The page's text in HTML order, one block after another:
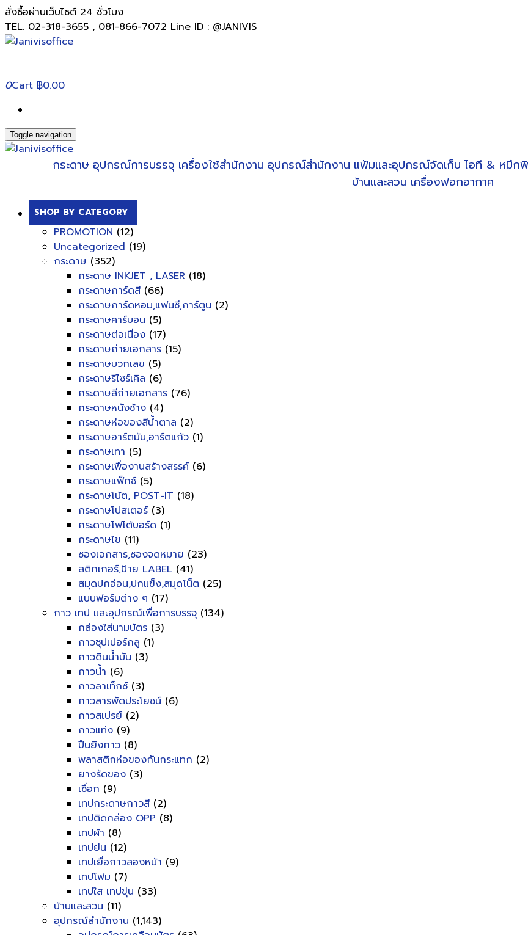
สั่งซื้อผ่านเว็บไซต์ 24 ชั่วโมง
TEL. 02-318-3655 , 081-866-7072 Line ID : @JANIVIS
0Cart ฿0.00
Toggle navigation
กระดาษ อุปกรณ์การบรรจุ เครื่องใช้สำนักงาน อุปกรณ์สำนักงาน แฟ้มและอุปกรณ์จัดเก็บ ไอที & หมึก
บ้านและสวน เครื่องฟอกอากาศ
SHOP BY CATEGORY
PROMOTION (12)
Uncategorized (19)
กระดาษ (352)
กระดาษ INKJET , LASER (18)
กระดาษการ์ดสี (66)
กระดาษการ์ดหอม,แฟนซี,การ์ตูน (2)
กระดาษคาร์บอน (5)
กระดาษต่อเนื่อง (17)
กระดาษถ่ายเอกสาร (15)
กระดาษบวกเลข (5)
กระดาษรีไซร์เคิล (6)
กระดาษสีถ่ายเอกสาร (76)
กระดาษหนังช้าง (4)
กระดาษห่อของสีน้ำตาล (2)
กระดาษอาร์ตมัน,อาร์ตแก้ว (1)
กระดาษเทา (5)
กระดาษเพื่องานสร้างสรรค์ (6)
กระดาษแฟ็กซ์ (5)
กระดาษโน้ต, POST-IT (18)
กระดาษโปสเตอร์ (3)
กระดาษโฟโต้บอร์ด (1)
กระดาษไข (11)
ซองเอกสาร,ซองจดหมาย (23)
สติกเกอร์,ป้าย LABEL (41)
สมุดปกอ่อน,ปกแข็ง,สมุดโน็ต (25)
แบบฟอร์มต่าง ๆ (17)
กาว เทป และอุปกรณ์เพื่อการบรรจุ (134)
กล่องใส่นามบัตร (3)
กาวซุปเปอร์กลู (1)
กาวดินน้ำมัน (3)
กาวน้ำ (6)
กาวลาเท็กซ์ (3)
กาวสารพัดประโยชน์ (6)
กาวสเปรย์ (2)
กาวแท่ง (9)
ปืนยิงกาว (8)
พลาสติกห่อของกันกระแทก (2)
ยางรัดของ (3)
เชื่อก (9)
เทปกระดาษกาวสี (2)
เทปติดกล่อง OPP (8)
เทปผ้า (8)
เทปย่น (12)
เทปเยื่อกาวสองหน้า (9)
เทปโฟม (7)
เทปใส เทปขุ่น (33)
บ้านและสวน (11)
อุปกรณ์สำนักงาน (1,143)